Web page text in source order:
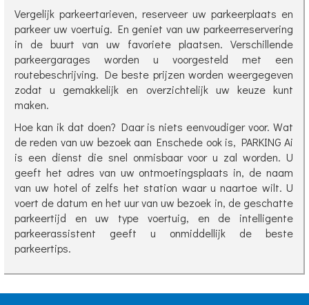
Vergelijk parkeertarieven, reserveer uw parkeerplaats en
parkeer uw voertuig. En geniet van uw parkeerreservering
in de buurt van uw favoriete plaatsen. Verschillende
parkeergarages worden u voorgesteld met een
routebeschrijving. De beste prijzen worden weergegeven
zodat u gemakkelijk en overzichtelijk uw keuze kunt
maken.
Hoe kan ik dat doen? Daar is niets eenvoudiger voor. Wat
de reden van uw bezoek aan Enschede ook is, PARKING Ai
is een dienst die snel onmisbaar voor u zal worden. U
geeft het adres van uw ontmoetingsplaats in, de naam
van uw hotel of zelfs het station waar u naartoe wilt. U
voert de datum en het uur van uw bezoek in, de geschatte
parkeertijd en uw type voertuig, en de intelligente
parkeerassistent geeft u onmiddellijk de beste
parkeertips.